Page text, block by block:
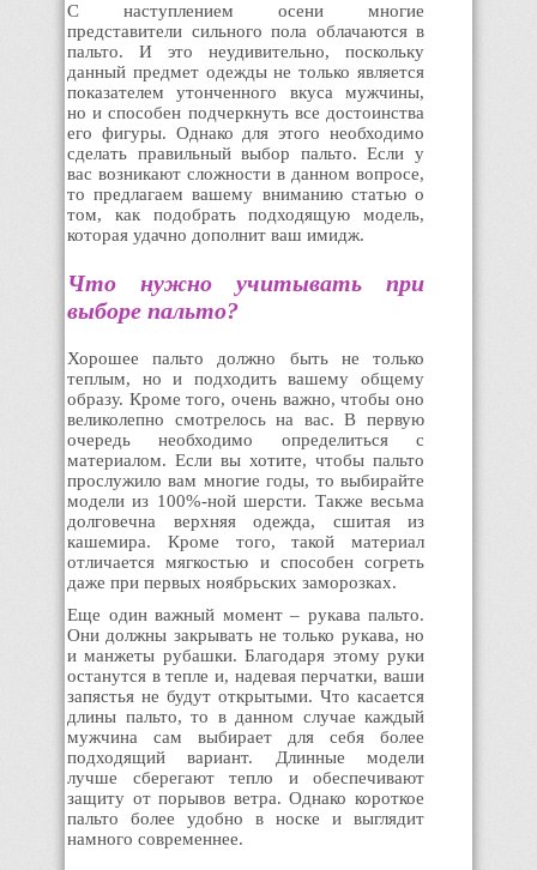
С наступлением осени многие
представители сильного пола облачаются в
пальто. И это неудивительно, поскольку
данный предмет одежды не только является
показателем утонченного вкуса мужчины,
но и способен подчеркнуть все достоинства
его фигуры. Однако для этого необходимо
сделать правильный выбор пальто. Если у
вас возникают сложности в данном вопросе,
то предлагаем вашему вниманию статью о
том, как подобрать подходящую модель,
которая удачно дополнит ваш имидж.
Что нужно учитывать при
выборе пальто?
Хорошее пальто должно быть не только
теплым, но и подходить вашему общему
образу. Кроме того, очень важно, чтобы оно
великолепно смотрелось на вас. В первую
очередь необходимо определиться с
материалом. Если вы хотите, чтобы пальто
прослужило вам многие годы, то выбирайте
модели из 100%-ной шерсти. Также весьма
долговечна верхняя одежда, сшитая из
кашемира. Кроме того, такой материал
отличается мягкостью и способен согреть
даже при первых ноябрьских заморозках.
Еще один важный момент – рукава пальто.
Они должны закрывать не только рукава, но
и манжеты рубашки. Благодаря этому руки
останутся в тепле и, надевая перчатки, ваши
запястья не будут открытыми. Что касается
длины пальто, то в данном случае каждый
мужчина сам выбирает для себя более
подходящий вариант. Длинные модели
лучше сберегают тепло и обеспечивают
защиту от порывов ветра. Однако короткое
пальто более удобно в носке и выглядит
намного современнее.